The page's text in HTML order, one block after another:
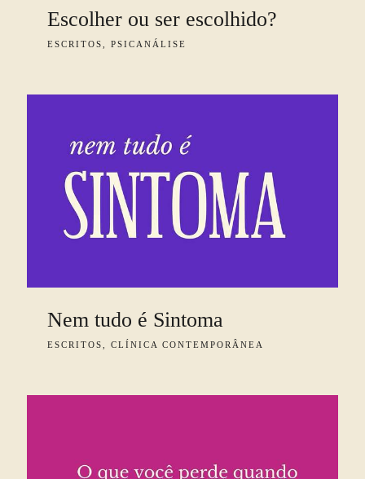
Escolher ou ser escolhido?
ESCRITOS, PSICANÁLISE
Nem tudo é Sintoma
ESCRITOS, CLÍNICA CONTEMPORÂNEA